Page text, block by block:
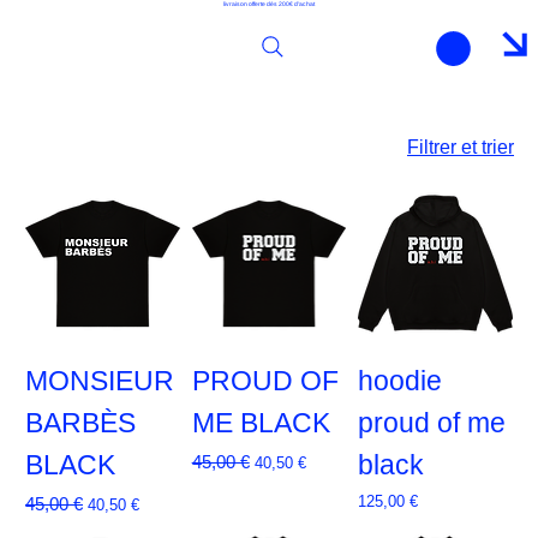
livraison offerte dès 200€ d'achat
Filtrer et trier
MONSIEUR
BARBÈS
BLACK
Prix original
45,00 € Prix promotionnel
40,50 €
PROUD OF
ME BLACK
Prix original
45,00 € Prix promotionnel
40,50 €
hoodie
proud of me
black
Prix
125,00 €